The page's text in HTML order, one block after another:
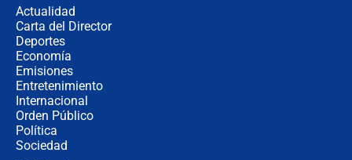
Actualidad
Carta del Director
Deportes
Economía
Emisiones
Entretenimiento
Internacional
Orden Público
Política
Sociedad